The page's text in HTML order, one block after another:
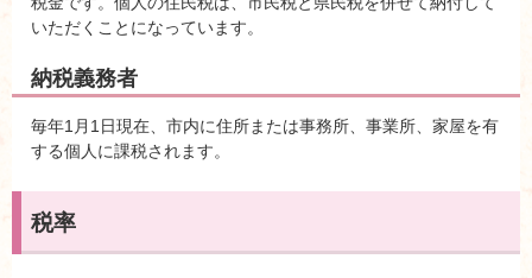
いただくことになっています。
納税義務者
毎年1月1日現在、市内に住所または事務所、事業所、家屋を有
する個人に課税されます。
税率